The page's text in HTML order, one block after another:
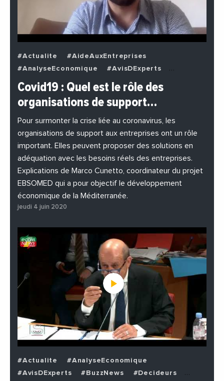
#Actualite
#AideAuxEntreprises
#AnalyseEconomique
#AvisDExperts
#BuzzNews
#Decideurs
#EchangesMediterraneens
#Economie
#EnDirectDe
#Entreprises
#Institutions
#PhotosEtVideos
Covid19 : Quel est le rôle des
organisations de support…
Pour surmonter la crise liée au coronavirus, les
organisations de support aux entreprises ont un rôle
important. Elles peuvent proposer des solutions en
adéquation avec les besoins réels des entreprises.
Explications de Marco Cunetto, coordinateur du projet
EBSOMED qui a pour objectif le développement
économique de la Méditerranée.
jeudi 4 juin 2020
#Actualite
#AnalyseEconomique
#AvisDExperts
#BuzzNews
#Decideurs